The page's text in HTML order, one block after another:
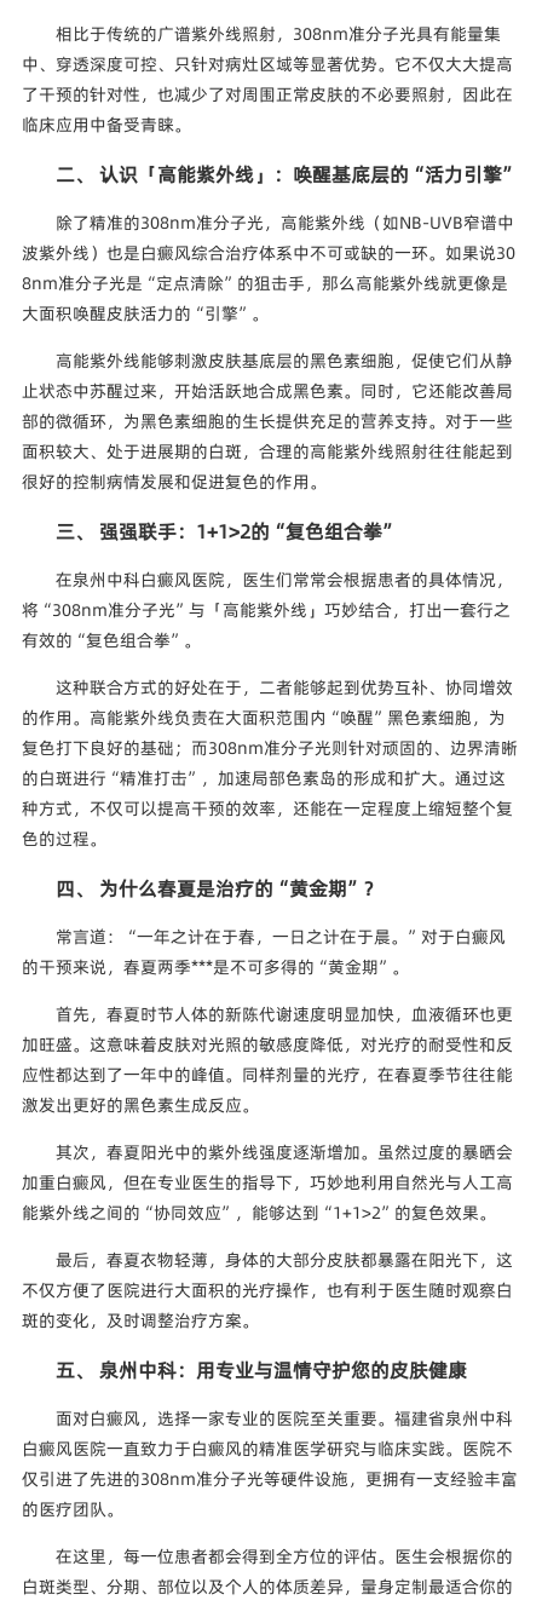
相比于传统的广谱紫外线照射，308nm准分子光具有能量集
中、穿透深度可控、只针对病灶区域等显著优势。它不仅大大提高
了干预的针对性，也减少了对周围正常皮肤的不必要照射，因此在
临床应用中备受青睐。
二、 认识「高能紫外线」：唤醒基底层的“活力引擎”
除了精准的308nm准分子光，高能紫外线（如NB-UVB窄谱中
波紫外线）也是白癜风综合治疗体系中不可或缺的一环。如果说30
8nm准分子光是“定点清除”的狙击手，那么高能紫外线就更像是
大面积唤醒皮肤活力的“引擎”。
高能紫外线能够刺激皮肤基底层的黑色素细胞，促使它们从静
止状态中苏醒过来，开始活跃地合成黑色素。同时，它还能改善局
部的微循环，为黑色素细胞的生长提供充足的营养支持。对于一些
面积较大、处于进展期的白斑，合理的高能紫外线照射往往能起到
很好的控制病情发展和促进复色的作用。
三、 强强联手：1+1>2的“复色组合拳”
在泉州中科白癜风医院，医生们常常会根据患者的具体情况，
将“308nm准分子光”与「高能紫外线」巧妙结合，打出一套行之
有效的“复色组合拳”。
这种联合方式的好处在于，二者能够起到优势互补、协同增效
的作用。高能紫外线负责在大面积范围内“唤醒”黑色素细胞，为
复色打下良好的基础；而308nm准分子光则针对顽固的、边界清晰
的白斑进行“精准打击”，加速局部色素岛的形成和扩大。通过这
种方式，不仅可以提高干预的效率，还能在一定程度上缩短整个复
色的过程。
四、 为什么春夏是治疗的“黄金期”？
常言道：“一年之计在于春，一日之计在于晨。”对于白癜风
的干预来说，春夏两季***是不可多得的“黄金期”。
首先，春夏时节人体的新陈代谢速度明显加快，血液循环也更
加旺盛。这意味着皮肤对光照的敏感度降低，对光疗的耐受性和反
应性都达到了一年中的峰值。同样剂量的光疗，在春夏季节往往能
激发出更好的黑色素生成反应。
其次，春夏阳光中的紫外线强度逐渐增加。虽然过度的暴晒会
加重白癜风，但在专业医生的指导下，巧妙地利用自然光与人工高
能紫外线之间的“协同效应”，能够达到“1+1>2”的复色效果。
最后，春夏衣物轻薄，身体的大部分皮肤都暴露在阳光下，这
不仅方便了医院进行大面积的光疗操作，也有利于医生随时观察白
斑的变化，及时调整治疗方案。
五、 泉州中科：用专业与温情守护您的皮肤健康
面对白癜风，选择一家专业的医院至关重要。福建省泉州中科
白癜风医院一直致力于白癜风的精准医学研究与临床实践。医院不
仅引进了先进的308nm准分子光等硬件设施，更拥有一支经验丰富
的医疗团队。
在这里，每一位患者都会得到全方位的评估。医生会根据你的
白斑类型、分期、部位以及个人的体质差异，量身定制最适合你的